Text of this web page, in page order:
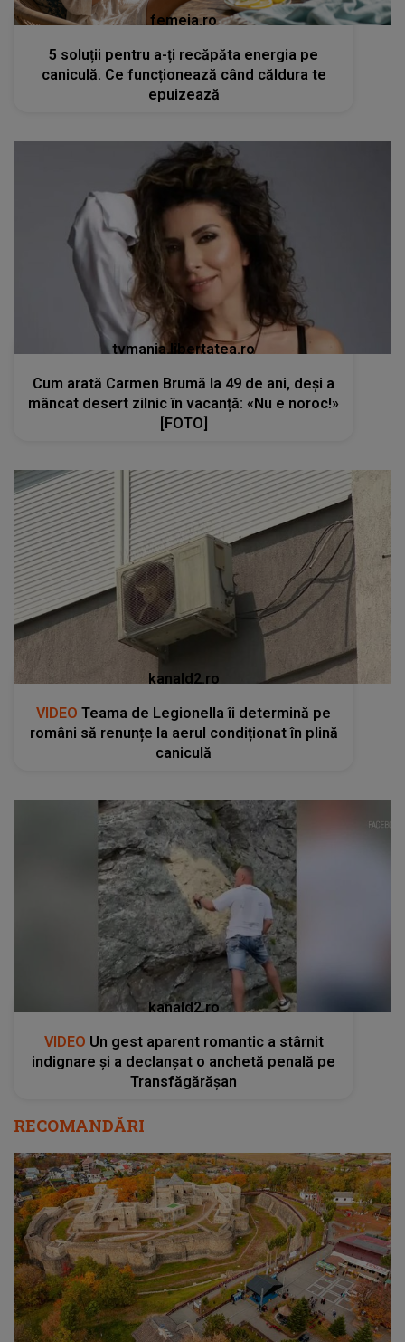
femeia.ro
5 soluții pentru a-ți recăpăta energia pe
caniculă. Ce funcționează când căldura te
epuizează
tvmania.libertatea.ro
Cum arată Carmen Brumă la 49 de ani, deși a
mâncat desert zilnic în vacanță: «Nu e noroc!»
[FOTO]
kanald2.ro
VIDEO Teama de Legionella îi determină pe
români să renunțe la aerul condiționat în plină
caniculă
kanald2.ro
VIDEO Un gest aparent romantic a stârnit
indignare și a declanșat o anchetă penală pe
Transfăgărășan
RECOMANDĂRI